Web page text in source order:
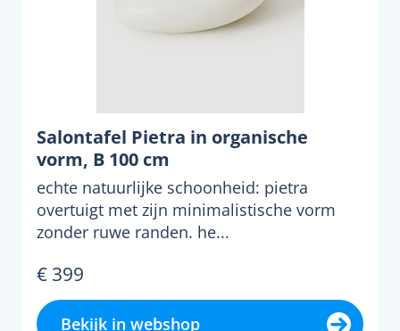
Salontafel Pietra in organische
vorm, B 100 cm
echte natuurlijke schoonheid: pietra
overtuigt met zijn minimalistische vorm
zonder ruwe randen. he...
€ 399
Bekijk in webshop